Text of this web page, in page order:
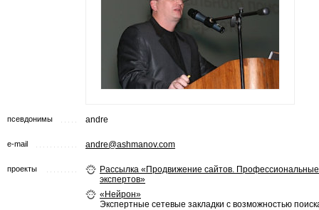
псевдонимы andre
e-mail andre@ashmanov.com
проекты
Рассылка «Продвижение сайтов.
экспертов»
«Нейрон»
Экспертные сетевые закладки с возможностью